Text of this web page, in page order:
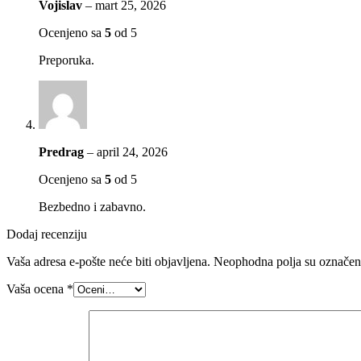
Vojislav – mart 25, 2026
Ocenjeno sa 5 od 5
Preporuka.
Predrag – april 24, 2026
Ocenjeno sa 5 od 5
Bezbedno i zabavno.
Dodaj recenziju
Vaša adresa e-pošte neće biti objavljena. Neophodna polja su
Vaša ocena *